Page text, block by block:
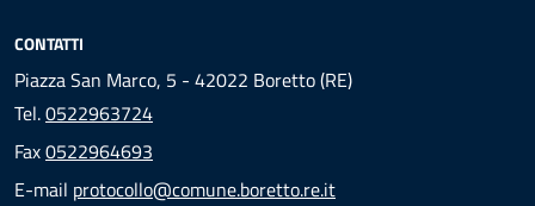
CONTATTI
Piazza San Marco, 5 - 42022 Boretto (RE)
Tel.0522963724
Fax0522964693
E-mail protocollo@comune.boretto.re.it